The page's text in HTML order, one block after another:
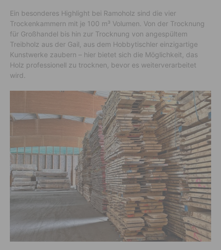
Ein besonderes Highlight bei Ramoholz sind die vier
Trockenkammern mit je 100 m³ Volumen. Von der Trocknung
für Großhandel bis hin zur Trocknung von angespültem
Treibholz aus der Gail, aus dem Hobbytischler einzigartige
Kunstwerke zaubern – hier bietet sich die Möglichkeit, das
Holz professionell zu trocknen, bevor es weiterverarbeitet
wird.